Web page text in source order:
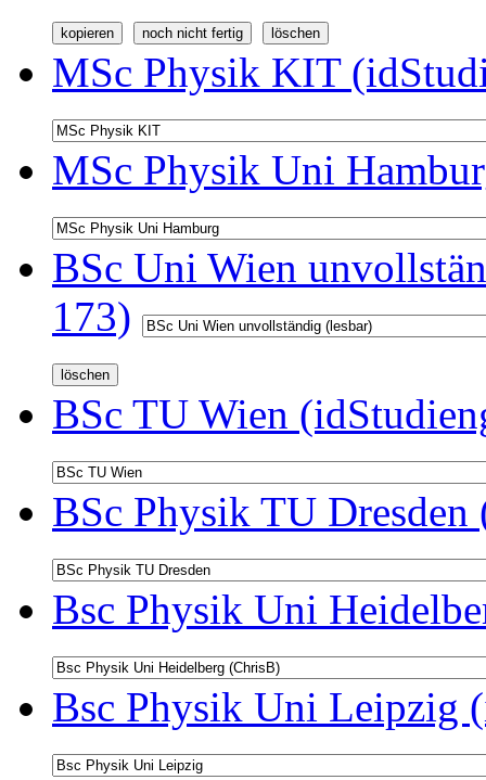
MSc Physik KIT
MSc Physik Uni
BSc Uni Wien
173)
BSc TU Wien
BSc Physik TU
Bsc Physik Uni
Bsc Physik Uni Leipzig